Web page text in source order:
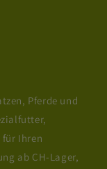
Pferde und
Ihren
ab CH-Lager,